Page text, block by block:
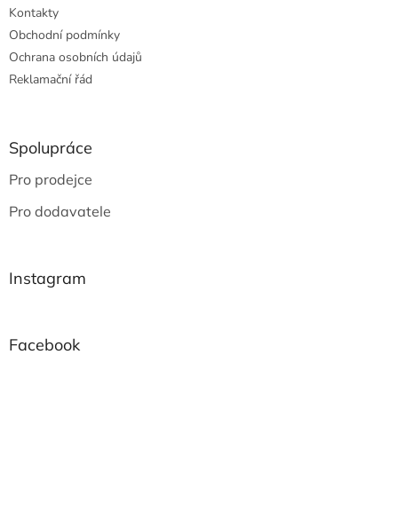
Kontakty
Obchodní podmínky
Ochrana osobních údajů
Reklamační řád
Spolupráce
Pro prodejce
Pro dodavatele
Instagram
Facebook